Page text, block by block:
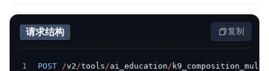
请求结构 复制
POST /v2/tools/ai_education/